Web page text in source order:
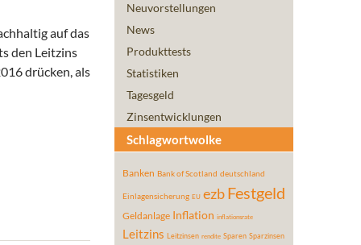
auf das
den Leitzins
drücken, als
Neuvorstellungen
News
Produkttests
Statistiken
Tagesgeld
Zinsentwicklungen
Schlagwortwolke
Banken Bank of Scotland deutschland
Einlagensicherung EU ezbFestgeld
Geldanlage Inflation inflationsrate
Leitzins Leitzinsen rendite Sparen Sparzinsen